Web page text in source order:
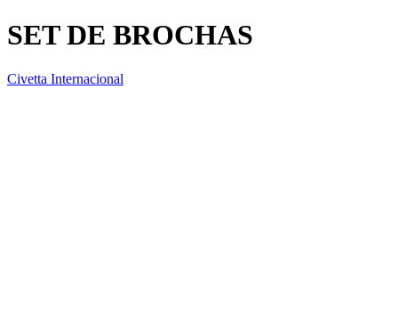
SET DE BROCHAS
Civetta Internacional